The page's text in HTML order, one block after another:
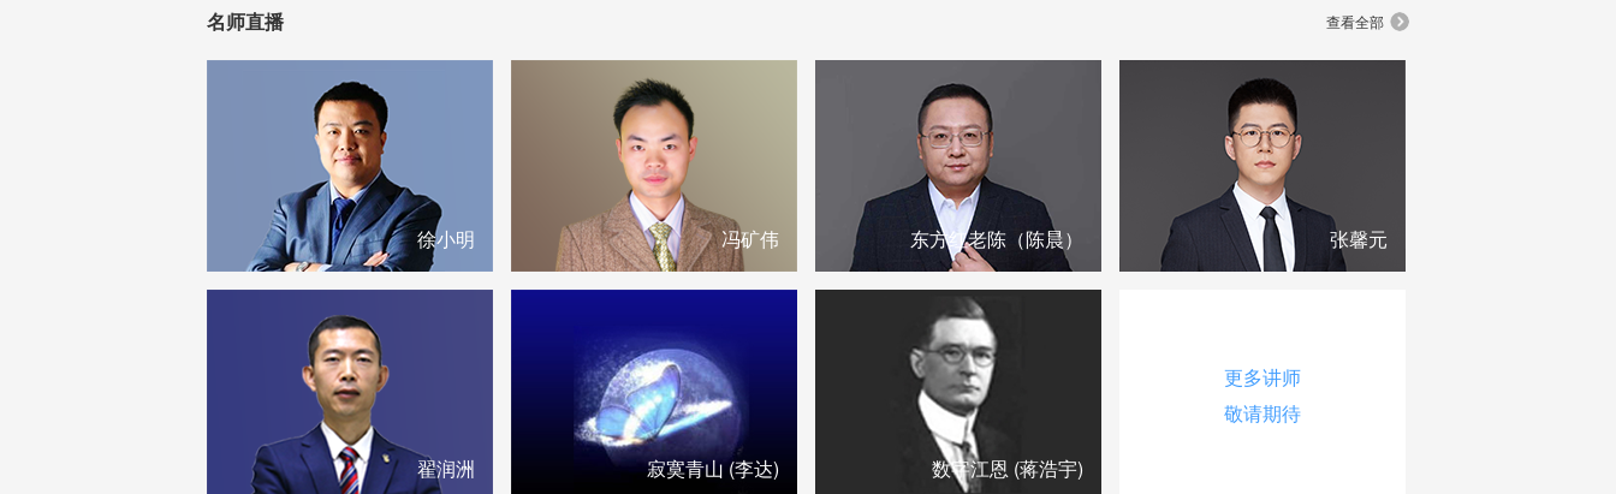
名师直播 查看全部
徐小明 冯矿伟 东方红老陈（陈晨） 张馨元
翟润洲 寂寞青山 (李达) 数字江恩 (蒋浩宇)
更多讲师
敬请期待